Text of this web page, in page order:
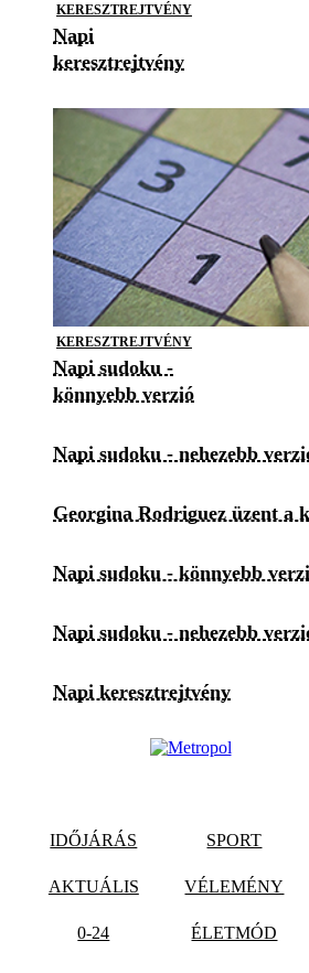
KERESZTREJTVÉNY
Napi
keresztrejtvény
KERESZTREJTVÉNY
Napi sudoku -
könnyebb verzió
Napi sudoku - nehezebb
Georgina Rodriguez üzent a
Napi sudoku - könnyebb
Napi sudoku - nehezebb
Napi keresztrejtvény
IDŐJÁRÁS SPORT
AKTUÁLIS VÉLEMÉNY
0-24 ÉLETMÓD